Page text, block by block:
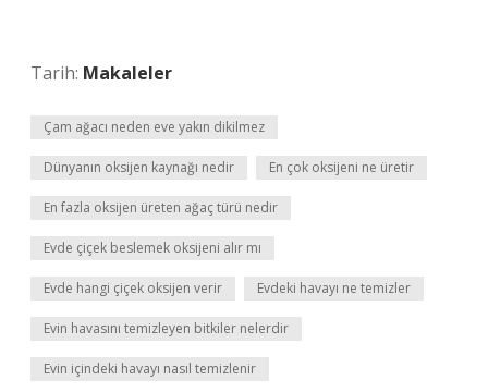
Tarih: Makaleler
Çam ağacı neden eve yakın dikilmez
Dünyanın oksijen kaynağı nedir En çok oksijeni ne üretir
En fazla oksijen üreten ağaç türü nedir
Evde çiçek beslemek oksijeni alır mı
Evde hangi çiçek oksijen verir Evdeki havayı ne temizler
Evin havasını temizleyen bitkiler nelerdir
Evin içindeki havayı nasıl temizlenir